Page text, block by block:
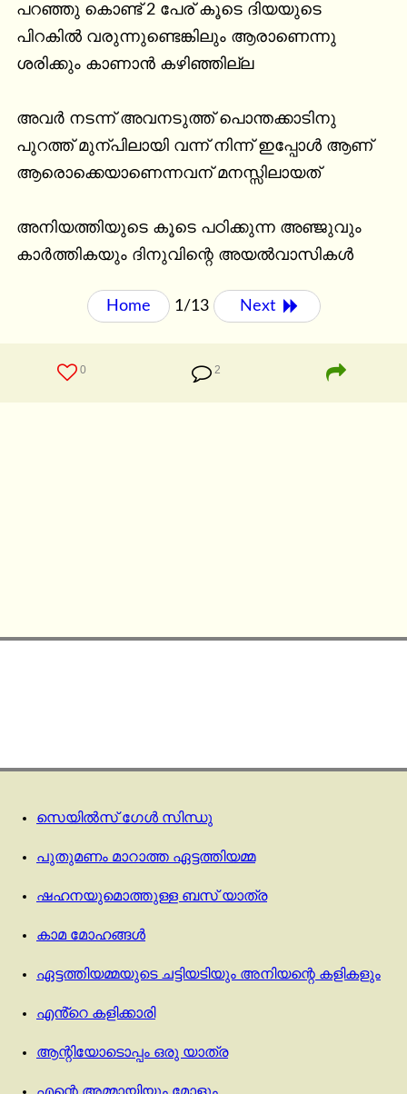
പറഞ്ഞു കൊണ്ട് 2 പേര് കൂടെ ദിയയുടെ
പിറകിൽ വരുന്നുണ്ടെങ്കിലും ആരാണെന്നു
ശരിക്കും കാണാൻ കഴിഞ്ഞില്ല
അവർ നടന്ന് അവനടുത്ത് പൊന്തക്കാടിനു
പുറത്ത് മുന്പിലായി വന്ന് നിന്ന് ഇപ്പോൾ ആണ്
ആരൊക്കെയാണെന്നവന് മനസ്സിലായത്
അനിയത്തിയുടെ കൂടെ പഠിക്കുന്ന അഞ്ജുവും
കാർത്തികയും ദിനുവിന്റെ അയൽവാസികൾ
Home 1/13 Next
0 2
സെയിൽസ് ഗേൾ സിന്ധു
പുതുമണം മാറാത്ത ഏട്ടത്തിയമ്മ
ഷഹനയുമൊത്തുള്ള ബസ് യാത്ര
കാമ മോഹങ്ങൾ
ഏട്ടത്തിയമ്മയുടെ ചട്ടിയടിയും അനിയന്റെ കളികളും
എൻ്റെ കളിക്കാരി
ആന്റിയോടൊപ്പം ഒരു യാത്ര
എന്റെ അമ്മായിയും മോളും